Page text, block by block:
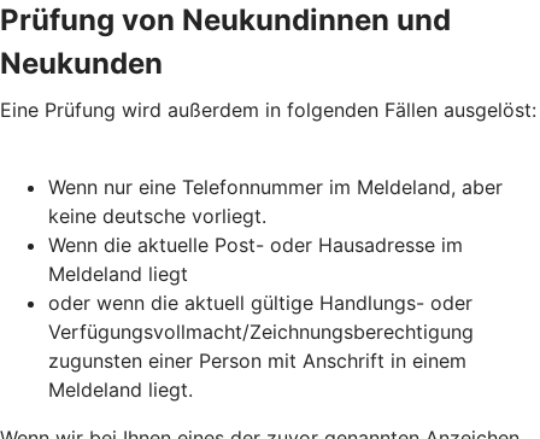
Prüfung von Neukundinnen und
Neukunden
Eine Prüfung wird außerdem in folgenden Fällen ausgelöst:
Wenn nur eine Telefonnummer im Meldeland, aber
keine deutsche vorliegt.
Wenn die aktuelle Post- oder Hausadresse im
Meldeland liegt
oder wenn die aktuell gültige Handlungs- oder
Verfügungsvollmacht/Zeichnungsberechtigung
zugunsten einer Person mit Anschrift in einem
Meldeland liegt.